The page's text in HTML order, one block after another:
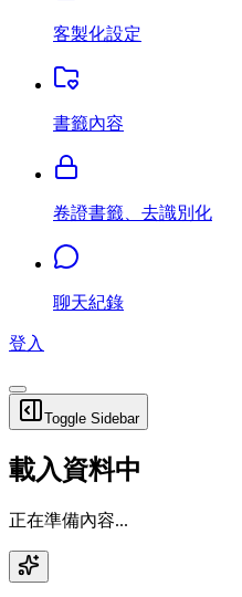
客製化設定
書籤內容
卷證書籤、去識別化
聊天紀錄
登入
Toggle Sidebar
載入資料中
正在準備內容...